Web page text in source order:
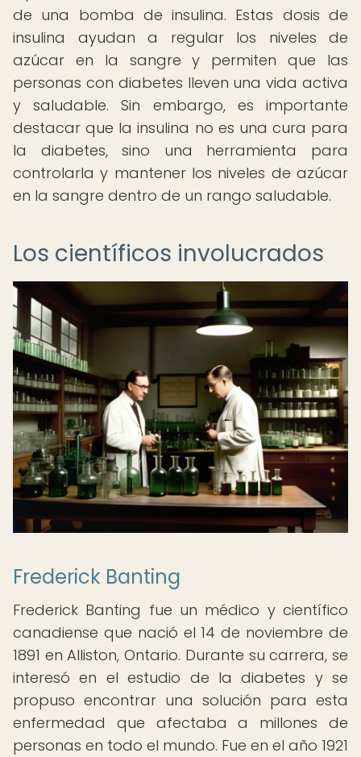
de una bomba de insulina. Estas dosis de
insulina ayudan a regular los niveles de
azúcar en la sangre y permiten que las
personas con diabetes lleven una vida activa
y saludable. Sin embargo, es importante
destacar que la insulina no es una cura para
la diabetes, sino una herramienta para
controlarla y mantener los niveles de azúcar
en la sangre dentro de un rango saludable.
Los científicos involucrados
Frederick Banting
Frederick Banting fue un médico y científico
canadiense que nació el 14 de noviembre de
1891 en Alliston, Ontario. Durante su carrera, se
interesó en el estudio de la diabetes y se
propuso encontrar una solución para esta
enfermedad que afectaba a millones de
personas en todo el mundo. Fue en el año 1921